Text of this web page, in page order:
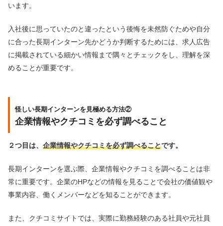
います。
入社後に思っていたのと違ったという後悔を未然防ぐためや自分
に合った長期インターン先かどうか判断するためには、求人広告
に掲載されている細かい情報まで隅々とチェックをし、理解を深
めることが重要です。
怪しい長期インターンを見極める方法②
企業情報やクチコミを必ず調べること
２つ目は、 企業情報やクチコミを必ず調べることです。
長期インターンを選ぶ際、企業情報やクチコミを調べることは非
常に重要です。企業のHPなどの情報を見ることで会社の価値観や
事業内容、働くメンバーなどを知ることができます。
また、クチコミサイトでは、実際に勤務経験のある社員や元社員